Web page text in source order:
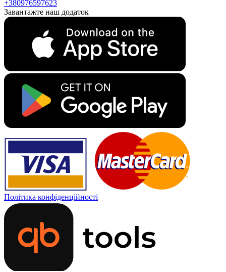
+380976597623
Завантажте наш додаток
Політика конфіденційності